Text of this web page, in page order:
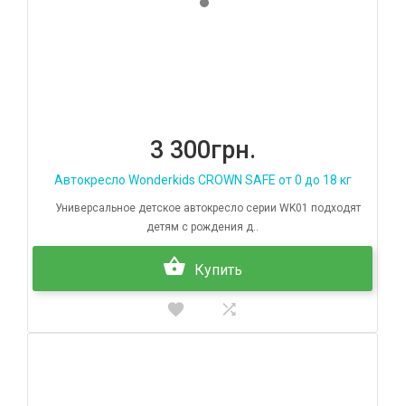
3 300грн.
Автокресло Wonderkids CROWN SAFE от 0 до 18 кг
Универсальное детское автокресло серии WK01 подходят
детям с рождения д..
Купить